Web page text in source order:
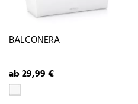
BALCONERA
ab 29,99 €